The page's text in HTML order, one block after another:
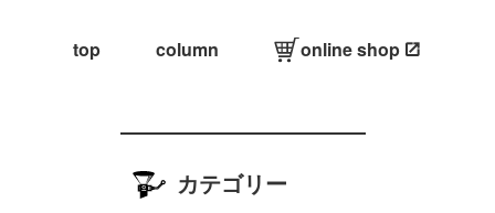
top column online shop
カテゴリー